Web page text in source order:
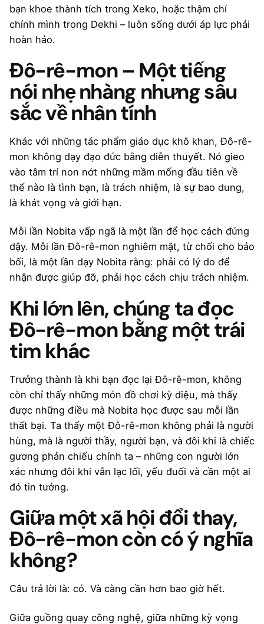
bạn khoe thành tích trong Xeko, hoặc thậm chí
chính mình trong Dekhi – luôn sống dưới áp lực phải
hoàn hảo.
Đô-rê-mon – Một tiếng
nói nhẹ nhàng nhưng sâu
sắc về nhân tính
Khác với những tác phẩm giáo dục khô khan, Đô-rê-
mon không dạy đạo đức bằng diễn thuyết. Nó gieo
vào tâm trí non nớt những mầm mống đầu tiên về
thế nào là tình bạn, là trách nhiệm, là sự bao dung,
là khát vọng và giới hạn.
Mỗi lần Nobita vấp ngã là một lần để học cách đứng
dậy. Mỗi lần Đô-rê-mon nghiêm mặt, từ chối cho bảo
bối, là một lần dạy Nobita rằng: phải có lý do để
nhận được giúp đỡ, phải học cách chịu trách nhiệm.
Khi lớn lên, chúng ta đọc
Đô-rê-mon bằng một trái
tim khác
Trưởng thành là khi bạn đọc lại Đô-rê-mon, không
còn chỉ thấy những món đồ chơi kỳ diệu, mà thấy
được những điều mà Nobita học được sau mỗi lần
thất bại. Ta thấy một Đô-rê-mon không phải là người
hùng, mà là người thầy, người bạn, và đôi khi là chiếc
gương phản chiếu chính ta – những con người lớn
xác nhưng đôi khi vẫn lạc lối, yếu đuối và cần một ai
đó tin tưởng.
Giữa một xã hội đổi thay,
Đô-rê-mon còn có ý nghĩa
không?
Câu trả lời là: có. Và càng cần hơn bao giờ hết.
Giữa guồng quay công nghệ, giữa những kỳ vọng